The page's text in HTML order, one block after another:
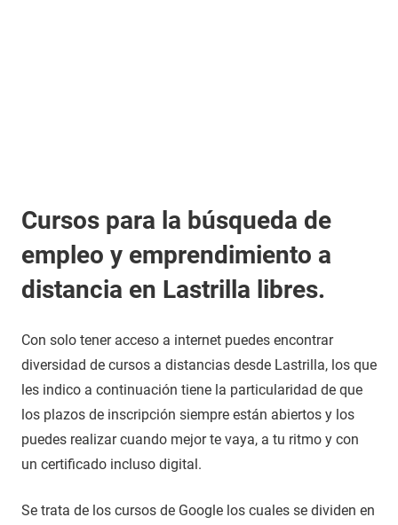
Cursos para la búsqueda de
empleo y emprendimiento a
distancia en Lastrilla libres.
Con solo tener acceso a internet puedes encontrar
diversidad de cursos a distancias desde Lastrilla, los que
les indico a continuación tiene la particularidad de que
los plazos de inscripción siempre están abiertos y los
puedes realizar cuando mejor te vaya, a tu ritmo y con
un certificado incluso digital.
Se trata de los cursos de Google los cuales se dividen en